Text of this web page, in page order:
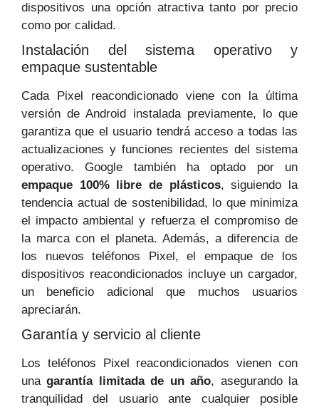
dispositivos una opción atractiva tanto por precio
como por calidad.
Instalación del sistema operativo y
empaque sustentable
Cada Pixel reacondicionado viene con la última
versión de Android instalada previamente, lo que
garantiza que el usuario tendrá acceso a todas las
actualizaciones y funciones recientes del sistema
operativo. Google también ha optado por un
empaque 100% libre de plásticos, siguiendo la
tendencia actual de sostenibilidad, lo que minimiza
el impacto ambiental y refuerza el compromiso de
la marca con el planeta. Además, a diferencia de
los nuevos teléfonos Pixel, el empaque de los
dispositivos reacondicionados incluye un cargador,
un beneficio adicional que muchos usuarios
apreciarán.
Garantía y servicio al cliente
Los teléfonos Pixel reacondicionados vienen con
unagarantía limitada de un año, asegurando la
tranquilidad del usuario ante cualquier posible